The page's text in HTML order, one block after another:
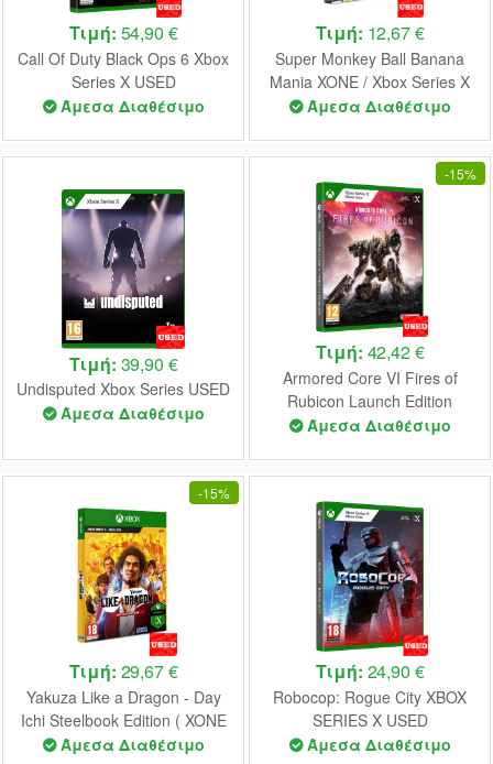
Τιμή: 54,90 €
Call Of Duty Black Ops 6 Xbox
Series X USED
Άμεσα Διαθέσιμο
Τιμή: 12,67 €
Super Monkey Ball Banana
Mania XONE / Xbox Series X
USED
Άμεσα Διαθέσιμο
Τιμή: 39,90 €
Undisputed Xbox Series USED
Άμεσα Διαθέσιμο
-15%
Τιμή: 42,42 €
Armored Core VI Fires of
Rubicon Launch Edition
(XBOX SERIES X & XONE)
Άμεσα Διαθέσιμο
-15%
Τιμή: 29,67 €
Yakuza Like a Dragon - Day
Ichi Steelbook Edition ( XONE
& XBOX SERIES X ) USED
Άμεσα Διαθέσιμο
Τιμή: 24,90 €
Robocop: Rogue City XBOX
SERIES X USED
Άμεσα Διαθέσιμο